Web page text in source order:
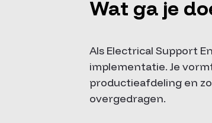
Wat ga je
Als Electrical Support
implementatie. Je
productieafdeling en
overgedragen.